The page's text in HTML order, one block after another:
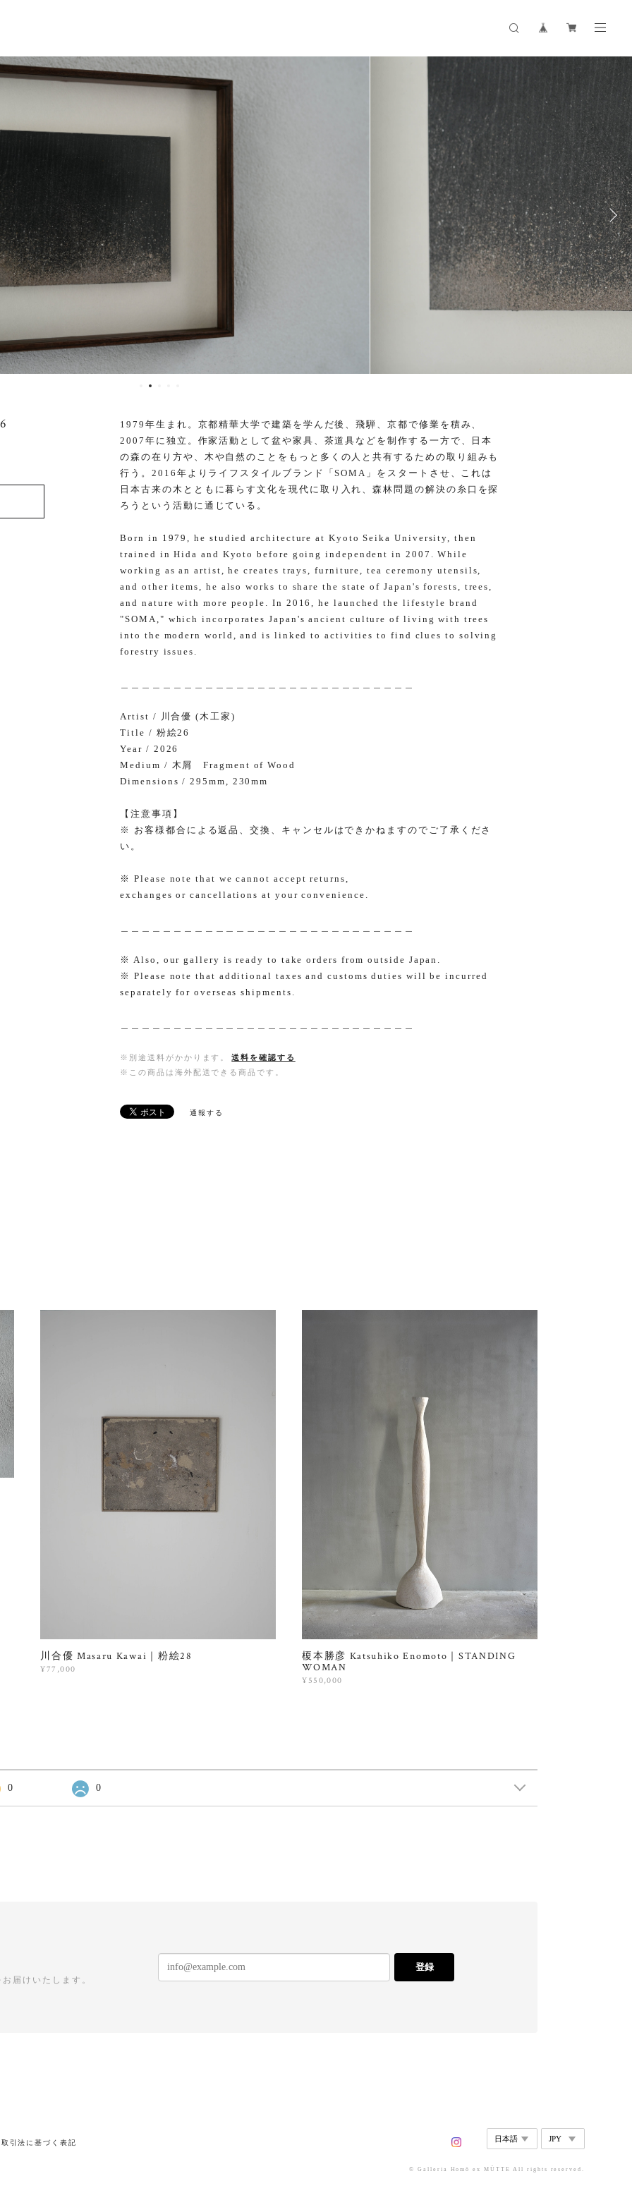
1979年生まれ。京都精華大学で建築を学んだ後、飛騨、京都で修業を積み、
2007年に独立。作家活動として盆や家具、茶道具などを制作する一方で、日本
の森の在り方や、木や自然のことをもっと多くの人と共有するための取り組みも
行う。2016年よりライフスタイルブランド「SOMA」をスタートさせ、これは
日本古来の木とともに暮らす文化を現代に取り入れ、森林問題の解決の糸口を探
ろうという活動に通じている。
Born in 1979, he studied architecture at Kyoto Seika University, then
trained in Hida and Kyoto before going independent in 2007. While
working as an artist, he creates trays, furniture, tea ceremony utensils,
and other items, he also works to share the state of Japan's forests, trees,
and nature with more people. In 2016, he launched the lifestyle brand
"SOMA," which incorporates Japan's ancient culture of living with trees
into the modern world, and is linked to activities to find clues to solving
forestry issues.
Artist / 川合優 (木工家)
Title / 粉絵26
Year / 2026
Medium / 木屑 Fragment of Wood
Dimensions / 295mm, 230mm
【注意事項】
※ お客様都合による返品、交換、キャンセルはできかねますのでご了承くださ
い。
※ Please note that we cannot accept returns,
exchanges or cancellations at your convenience.
※ Also, our gallery is ready to take orders from outside Japan.
※ Please note that additional taxes and customs duties will be incurred
separately for overseas shipments.
※別途送料がかかります。
送料を確認する
※この商品は海外配送できる商品です。
通報する
川合優 Masaru Kawai｜粉絵28
¥77,000
榎本勝彦 Katsuhiko Enomoto｜STANDING
WOMAN
¥550,000
0 0
届けいたします。
登録
引法に基づく表記
© Galleria Homō ex MÜTTE All rights reserved.